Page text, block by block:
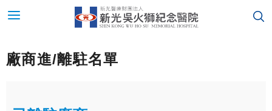
廠商進/離駐名單